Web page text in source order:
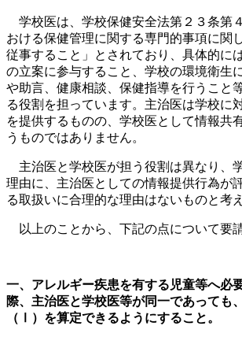
学校医は、学校保健安全法第２３条第
おける保健管理に関する専門的事項に関
従事すること」とされており、具体的に
の立案に参与すること、学校の環境衛生
や助言、健康相談、保健指導を行うこと
る役割を担っています。主治医は学校に
を提供するものの、学校医として情報共
うものではありません。
主治医と学校医が担う役割は異なり、
理由に、主治医としての情報提供行為が
る取扱いに合理的な理由はないものと考
以上のことから、下記の点について要請
一、アレルギー疾患を有する児童等へ必
際、主治医と学校医等が同一であっても
（Ⅰ）を算定できるようにすること。